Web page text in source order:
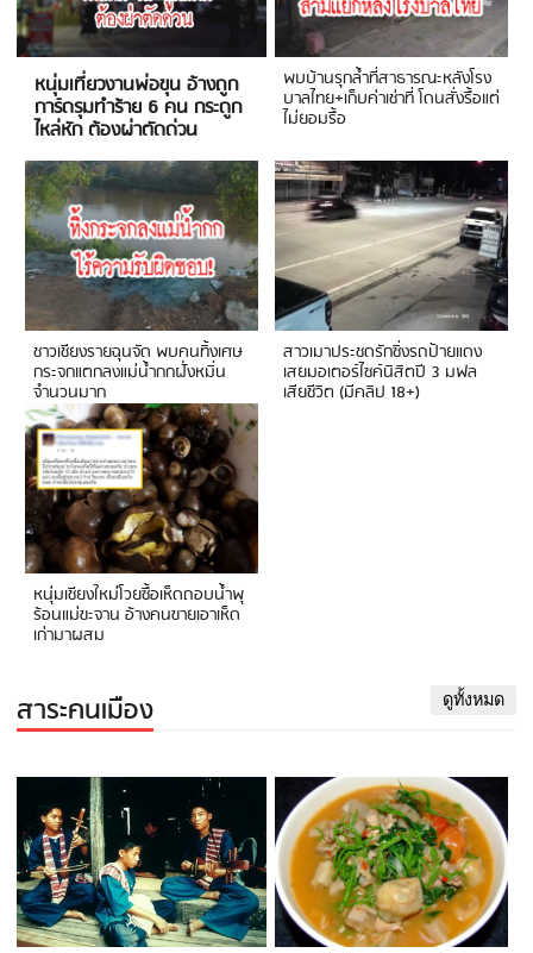
หนุ่มเที่ยวงานพ่อขุน อ้างถูก
การ์ดรุมทำร้าย 6 คน กระดูก
ไหล่หัก ต้องผ่าตัดด่วน
พบบ้านรุกล้ำที่สาธารณะหลังโรง
บาลไทย+เก็บค่าเช่าที่ โดนสั่งรื้อแต่
ไม่ยอมรื้อ
ชาวเชียงรายฉุนจัด พบคนทิ้งเศษ
กระจกแตกลงแม่น้ำกกฝั่งหมิ่น
จำนวนมาก
สาวเมาประชดรักซิ่งรถป้ายแดง
เสยมอเตอร์ไซค์นิสิตปี 3 มฟล
เสียชีวิต (มีคลิป 18+)
หนุ่มเชียงใหม่โวยซื้อเห็ดถอบน้ำพุ
ร้อนแม่ขะจาน อ้างคนขายเอาเห็ด
เก่ามาผสม
สาระคนเมือง ดูทั้งหมด